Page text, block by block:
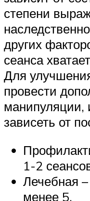
степени
других
сеанса
Для
провести
манипуляции,
зависеть от
1-2
Лечебная
менее 5.